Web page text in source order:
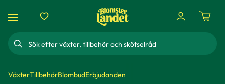
Sök
VäxterTillbehörBlombudErbjudanden